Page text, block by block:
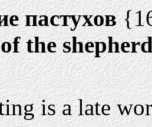
пастухов
the
is a late